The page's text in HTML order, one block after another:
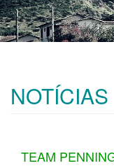
NOTÍCIAS
TEAM